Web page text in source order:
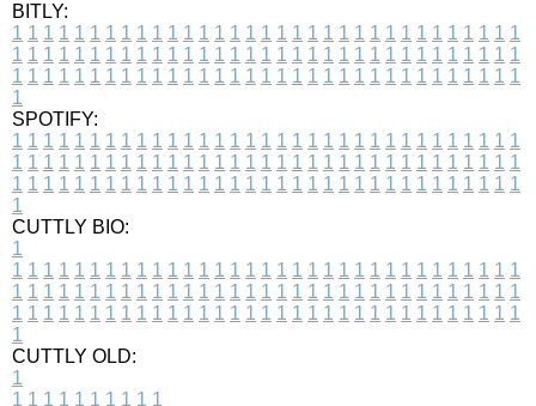
BITLY:
1 1 1 1 1 1 1 1 1 1 1 1 1 1 1 1 1 1 1 1 1 1 1 1 1 1 1 1 1 1 1 1 1
1 1 1 1 1 1 1 1 1 1 1 1 1 1 1 1 1 1 1 1 1 1 1 1 1 1 1 1 1 1 1 1 1
1 1 1 1 1 1 1 1 1 1 1 1 1 1 1 1 1 1 1 1 1 1 1 1 1 1 1 1 1 1 1 1 1
1
SPOTIFY:
1 1 1 1 1 1 1 1 1 1 1 1 1 1 1 1 1 1 1 1 1 1 1 1 1 1 1 1 1 1 1 1 1
1 1 1 1 1 1 1 1 1 1 1 1 1 1 1 1 1 1 1 1 1 1 1 1 1 1 1 1 1 1 1 1 1
1 1 1 1 1 1 1 1 1 1 1 1 1 1 1 1 1 1 1 1 1 1 1 1 1 1 1 1 1 1 1 1 1
1
CUTTLY BIO:
1
1 1 1 1 1 1 1 1 1 1 1 1 1 1 1 1 1 1 1 1 1 1 1 1 1 1 1 1 1 1 1 1 1
1 1 1 1 1 1 1 1 1 1 1 1 1 1 1 1 1 1 1 1 1 1 1 1 1 1 1 1 1 1 1 1 1
1 1 1 1 1 1 1 1 1 1 1 1 1 1 1 1 1 1 1 1 1 1 1 1 1 1 1 1 1 1 1 1 1
1
CUTTLY OLD:
1
1 1 1 1 1 1 1 1 1 1